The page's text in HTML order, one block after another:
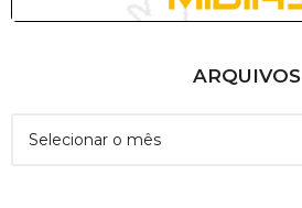
ARQUIVOS